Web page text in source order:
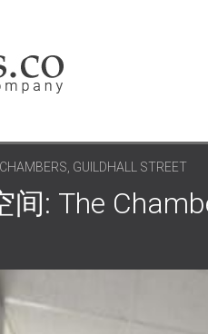
GUILDHALL STREET
: The